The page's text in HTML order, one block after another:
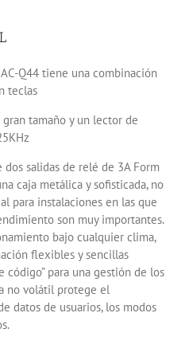
Q44 tiene una combinación
teclas
tamaño y un lector de
salidas de relé de 3A Form
caja metálica y sofisticada, no
para instalaciones en las que
son muy importantes.
bajo cualquier clima,
flexibles y sencillas
código” para una gestión de los
no volátil protege el
datos de usuarios, los modos